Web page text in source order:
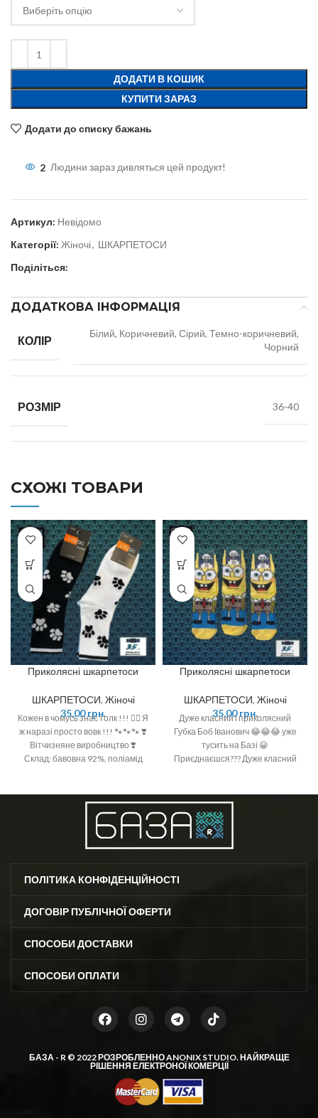
ДОДАТИ В КОШИК
КУПИТИ ЗАРАЗ
Додати до списку бажань
2 Людини зараз дивляться цей продукт!
Артикул: Невідомо
Категорії: Жіночі, ШКАРПЕТОСИ
Поділіться:
ДОДАТКОВА ІНФОРМАЦІЯ
КОЛІР
Білий, Коричневий, Сірий, Темно-коричневий,
Чорний
РОЗМІР 36-40
СХОЖІ ТОВАРИ
Приколясні шкарпетоси
ШКАРПЕТОСИ, Жіночі
35,00грн.
Кожен в чомусь знає толк !!! ☝🏻 Я
ж наразі просто вовк !!! 🐾🐾🐾 ❣️
Вітчизняне виробництво ❣️
Склад: бавовна 92%, поліамід
Приколясні шкарпетоси
ШКАРПЕТОСИ, Жіночі
35,00грн.
Дуже класний і приколясний
Губка Боб Іванович 😂😂😂 уже
тусить на Базі 😀
Приєднаєшся??? Дуже класний
Розмір: 36-40
ПОЛІТИКА КОНФІДЕНЦІЙНОСТІ
ДОГОВІР ПУБЛІЧНОЇ ОФЕРТИ
СПОСОБИ ДОСТАВКИ
СПОСОБИ ОПЛАТИ
БАЗА - R © 2022 РОЗРОБЛЕННОANONIX STUDIO. НАЙКРАЩЕ
РІШЕННЯ ЕЛЕКТРОНОЇ КОМЕРЦІЇ